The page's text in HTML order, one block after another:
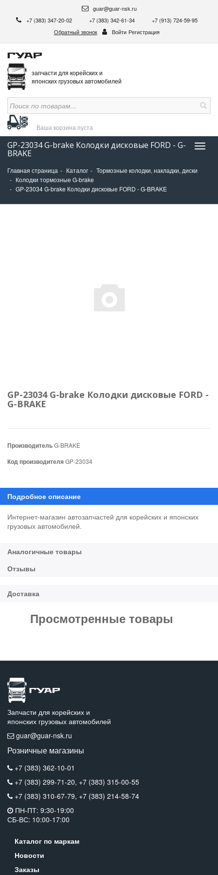
guar@guar-nsk.ru
+7 (383) 347-20-02
+7 (383) 342-61-34
+7 (913) 724-59-95
Обратный звонок
Войти Регистрация
запчасти для корейских и
японских грузовых автомобилей
Ваша корзина пуста
GP-23034 G-brake Колодки дисковые FORD - G-
BRAKE
Главная страница Каталог
Тормозные колодки, накладки, диски
Колодки тормозные G-brake
GP-23034 G-brake Колодки дисковые FORD - G-BRAKE
GP-23034 G-brake Колодки дисковые FORD -
G-BRAKE
ПроизводительG-BRAKE
Код производителяGP-23034
Интернет-магазин автозапчастей для корейских и японских
грузовых автомобилей.
Просмотренные товары
Запчасти для корейских и
японских грузовых автомобилей
guar@guar-nsk.ru
Розничные магазины
+7 (383) 362-10-01
+7 (383) 299-71-20, +7 (383) 315-00-55
+7 (383) 310-67-79, +7 (383) 214-58-74
ПН-ПТ: 9:30-19:00
СБ-ВС: 10:00-17:00
Каталог по маркам
Новости
Заказы